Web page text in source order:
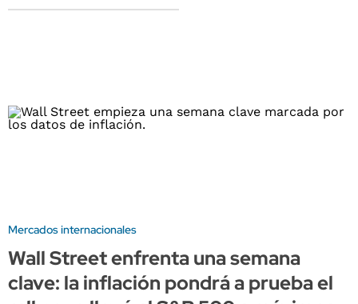
Mercados internacionales
Wall Street enfrenta una semana
clave: la inflación pondrá a prueba el